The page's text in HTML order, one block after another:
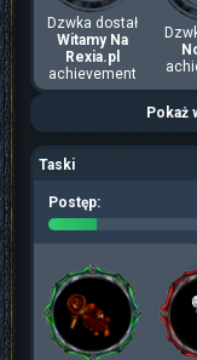
Dzwka dostał
Witamy Na
Rexia.pl
achievement
Pokaż
Taski
Postęp: